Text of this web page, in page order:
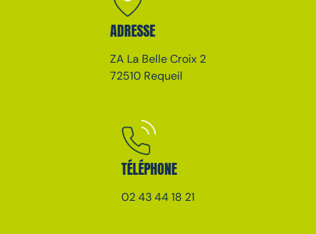
ADRESSE
ZA La Belle Croix 2
72510 Requeil
TÉLÉPHONE
02 43 44 18 21